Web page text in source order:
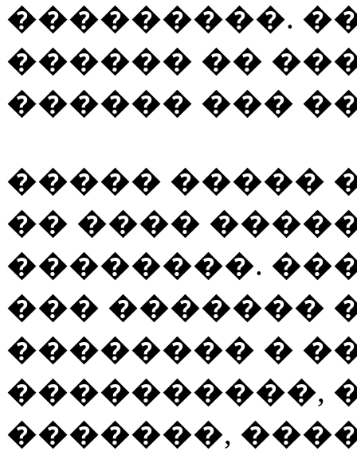
���������.
������ ��
������ ���
����� �����
�� ����
��������.
��� �������
�������� �
����������,
�������,